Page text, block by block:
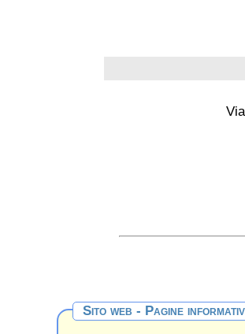
Sito web - Pagine